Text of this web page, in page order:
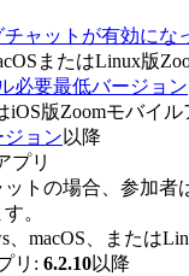
チャットが有効にな
またはLinux版
必要最低バージョン
iOS版Zoomモバイル
ジョン 以降
プリ
トの場合、参加者
。
、macOS、または
リ: 6.2.10以降